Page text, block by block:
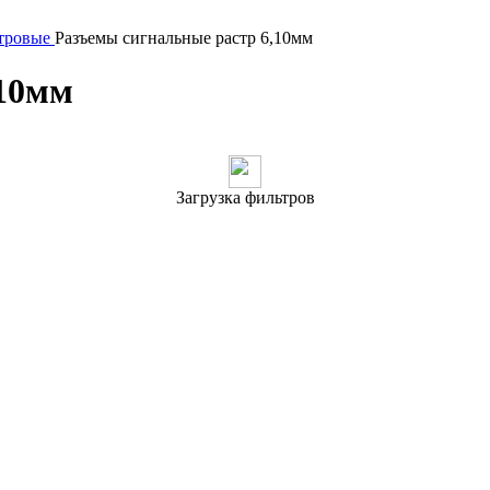
Разъeмы сигнальные растр 6,10мм
Загрузка фильтров